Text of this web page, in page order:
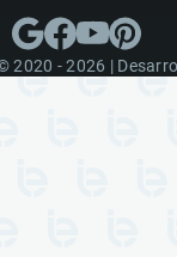
2020 - 2026 |